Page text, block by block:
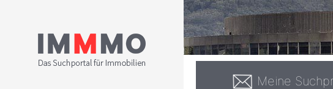
Meine